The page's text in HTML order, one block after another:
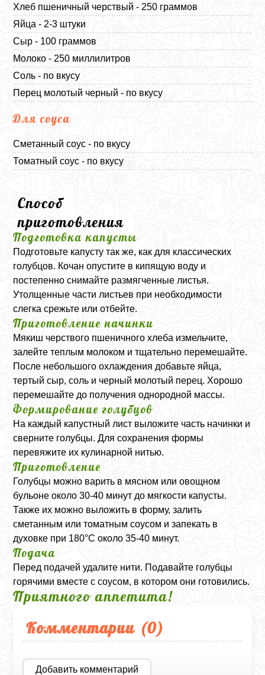
Хлеб пшеничный черствый - 250 граммов
Яйца - 2-3 штуки
Сыр - 100 граммов
Молоко - 250 миллилитров
Соль - по вкусу
Перец молотый черный - по вкусу
Для соуса
Сметанный соус - по вкусу
Томатный соус - по вкусу
Способ
приготовления
Подготовка капусты
Подготовьте капусту так же, как для классических
голубцов. Кочан опустите в кипящую воду и
постепенно снимайте размягченные листья.
Утолщенные части листьев при необходимости
слегка срежьте или отбейте.
Приготовление начинки
Мякиш черствого пшеничного хлеба измельчите,
залейте теплым молоком и тщательно перемешайте.
После небольшого охлаждения добавьте яйца,
тертый сыр, соль и черный молотый перец. Хорошо
перемешайте до получения однородной массы.
Формирование голубцов
На каждый капустный лист выложите часть начинки и
сверните голубцы. Для сохранения формы
перевяжите их кулинарной нитью.
Приготовление
Голубцы можно варить в мясном или овощном
бульоне около 30-40 минут до мягкости капусты.
Также их можно выложить в форму, залить
сметанным или томатным соусом и запекать в
духовке при 180°C около 35-40 минут.
Подача
Перед подачей удалите нити. Подавайте голубцы
горячими вместе с соусом, в котором они готовились.
Приятного аппетита!
Комментарии (0)
Добавить комментарий